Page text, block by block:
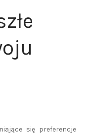
się preferencje